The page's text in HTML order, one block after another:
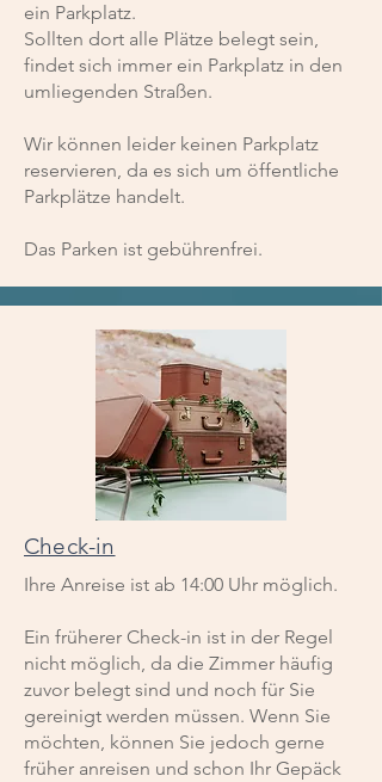
ein Parkplatz.
Sollten dort alle Plätze belegt sein,
findet sich immer ein Parkplatz in den
umliegenden Straßen.
Wir können leider keinen Parkplatz
reservieren, da es sich um öffentliche
Parkplätze handelt.
Das Parken ist gebührenfrei.
Check-in
Ihre Anreise ist ab 14:00 Uhr möglich.
Ein früherer Check-in ist in der Regel
nicht möglich, da die Zimmer häufig
zuvor belegt sind und noch für Sie
gereinigt werden müssen. Wenn Sie
möchten, können Sie jedoch gerne
früher anreisen und schon Ihr Gepäck